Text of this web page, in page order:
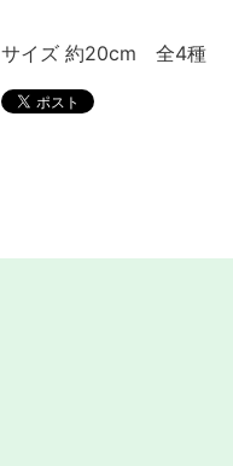
サイズ 約20cm 全4種